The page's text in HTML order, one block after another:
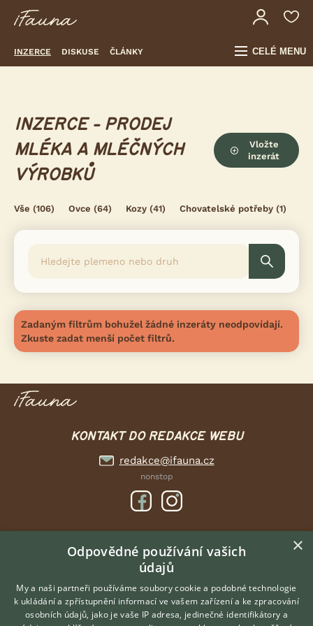
INZERCE DISKUSE ČLÁNKY CELÉ MENU
INZERCE - PRODEJ
MLÉKA A MLÉČNÝCH
VÝROBKŮ
Vložte
inzerát
Vše (106) Ovce (64) Kozy (41) Chovatelské potřeby (1)
Zadaným filtrům bohužel žádné inzeráty neodpovídají.
Zkuste zadat menší počet filtrů.
KONTAKT DO REDAKCE WEBU
redakce@ifauna.cz
nonstop
DOMOVSKÁ STRÁNKA
INZERCE
DISKUSE
ČLÁNKY
×
Odpovědné používání vašich
údajů
My a naši partneři používáme soubory cookie a podobné technologie
k ukládání a zpřístupnění informací ve vašem zařízení a ke zpracování
osobních údajů, jako je vaše IP adresa, jedinečné identifikátory a